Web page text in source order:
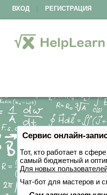
ВХОД РЕГИСТРАЦИЯ
Сервис онлайн-
Тот, кто работает в
самый бюджетный и
Для новых
Чат-бот для мастеров и